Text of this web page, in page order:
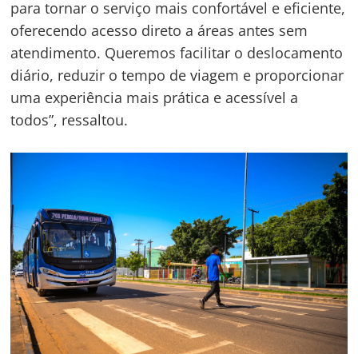
para tornar o serviço mais confortável e eficiente,
oferecendo acesso direto a áreas antes sem
atendimento. Queremos facilitar o deslocamento
diário, reduzir o tempo de viagem e proporcionar
uma experiência mais prática e acessível a
todos”, ressaltou.
Navegação
de
Post